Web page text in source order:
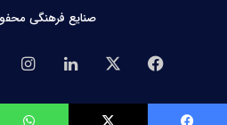
صنایع فرهنگی
فیس
بوک
لینکدین